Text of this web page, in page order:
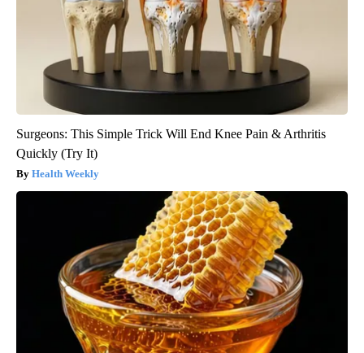
Surgeons: This Simple Trick Will End Knee Pain & Arthritis
Quickly (Try It)
Health Weekly